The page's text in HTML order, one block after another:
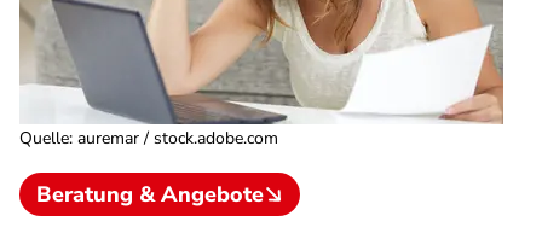
Quelle: auremar / stock.adobe.com
Beratung & Angebote